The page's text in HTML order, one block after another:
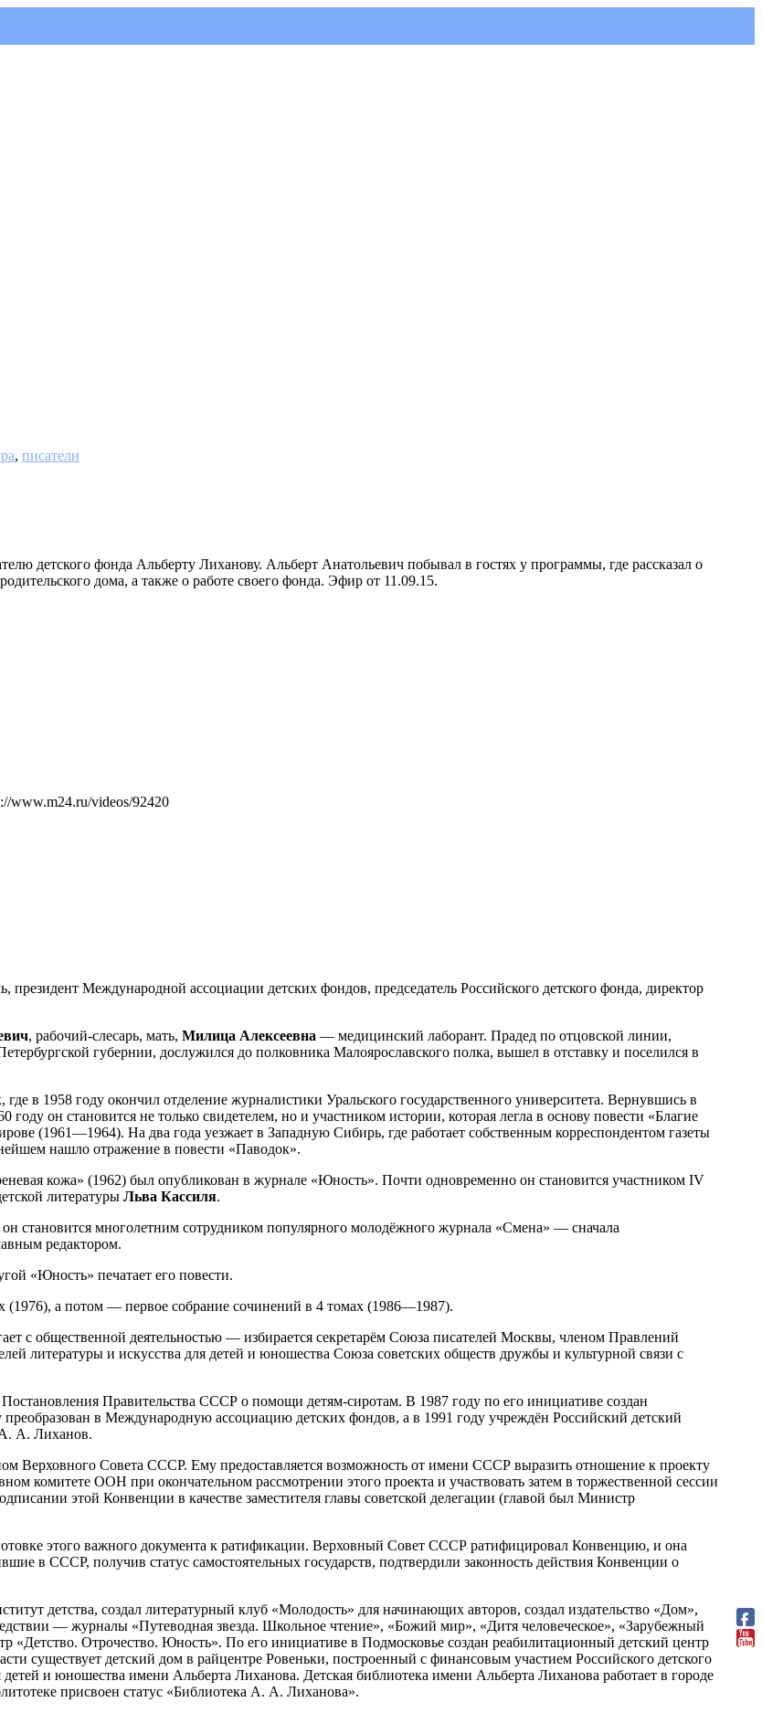
, писатели
детского фонда Альберту Лиханову. Альберт Анатольевич побывал в гостях у программы, где рассказал о
дома, а также о работе своего фонда. Эфир от 11.09.15.
www.m24.ru/videos/92420
Международной ассоциации детских фондов, председатель Российского детского фонда, директор
, рабочий-слесарь, мать, Милица Алексеевна — медицинский лаборант. Прадед по отцовской линии,
губернии, дослужился до полковника Малоярославского полка, вышел в отставку и поселился в
в 1958 году окончил отделение журналистики Уральского государственного университета. Вернувшись в
он становится не только свидетелем, но и участником истории, которая легла в основу повести «Благие
(1961—1964). На два года уезжает в Западную Сибирь, где работает собственным корреспондентом газеты
нашло отражение в повести «Паводок».
кожа» (1962) был опубликован в журнале «Юность». Почти одновременно он становится участником IV
литературы Льва Кассиля.
становится многолетним сотрудником популярного молодёжного журнала «Смена» — сначала
редактором.
«Юность» печатает его повести.
(1976), а потом — первое собрание сочинений в 4 томах (1986—1987).
с общественной деятельностью — избирается секретарём Союза писателей Москвы, членом Правлений
литературы и искусства для детей и юношества Союза советских обществ дружбы и культурной связи с
Правительства СССР о помощи детям-сиротам. В 1987 году по его инициативе создан
в Международную ассоциацию детских фондов, а в 1991 году учреждён Российский детский
А. А. Лиханов.
Верховного Совета СССР. Ему предоставляется возможность от имени СССР выразить отношение к проекту
комитете ООН при окончательном рассмотрении этого проекта и участвовать затем в торжественной сессии
этой Конвенции в качестве заместителя главы советской делегации (главой был Министр
этого важного документа к ратификации. Верховный Совет СССР ратифицировал Конвенцию, и она
в СССР, получив статус самостоятельных государств, подтвердили законность действия Конвенции о
детства, создал литературный клуб «Молодость» для начинающих авторов, создал издательство «Дом»,
— журналы «Путеводная звезда. Школьное чтение», «Божий мир», «Дитя человеческое», «Зарубежный
«Детство. Отрочество. Юность». По его инициативе в Подмосковье создан реабилитационный детский центр
существует детский дом в райцентре Ровеньки, построенный с финансовым участием Российского детского
и юношества имени Альберта Лиханова. Детская библиотека имени Альберта Лиханова работает в городе
присвоен статус «Библиотека А. А. Лиханова».